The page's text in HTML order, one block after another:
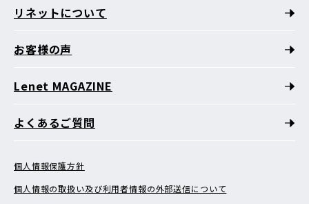
リネットについて
お客様の声
Lenet MAGAZINE
よくあるご質問
個人情報保護方針
個人情報の取扱い及び利用者情報の外部送信について